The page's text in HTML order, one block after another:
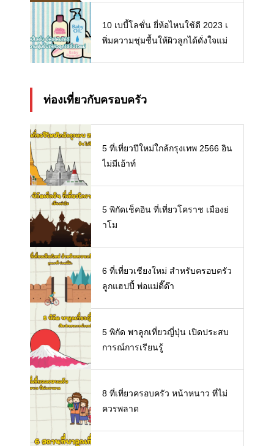
10 เบบี้โลชั่น ยี่ห้อไหนใช้ดี 2023 เ
พิ่มความชุ่มชื้นให้ผิวลูกได้ดั่งใจแม่
ท่องเที่ยวกับครอบครัว
5 ที่เที่ยวปีใหม่ใกล้กรุงเทพ 2566 อิน
ไม่มีเอ้าท์
5 พิกัดเช็คอิน ที่เที่ยวโคราช เมืองย่
าโม
6 ที่เที่ยวเชียงใหม่ สำหรับครอบครัว
ลูกแฮปปี้ พ่อแม่ดี๊ด๊า
5 พิกัด พาลูกเที่ยวญี่ปุ่น เปิดประสบ
การณ์การเรียนรู้
8 ที่เที่ยวครอบครัว หน้าหนาว ที่ไม่
ควรพลาด